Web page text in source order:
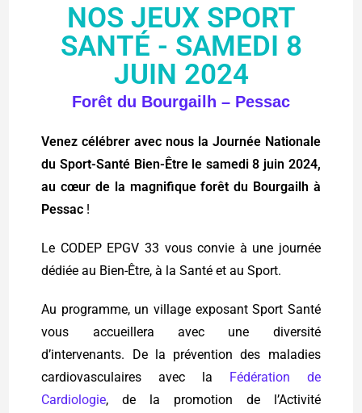
NOS JEUX SPORT
SANTÉ - SAMEDI 8
JUIN 2024
Forêt du Bourgailh – Pessac
Venez célébrer avec nous la Journée Nationale
du Sport-Santé Bien-Être le samedi 8 juin 2024,
au cœur de la magnifique forêt du Bourgailh à
Pessac !
Le CODEP EPGV 33 vous convie à une journée
dédiée au Bien-Être, à la Santé et au Sport.
Au programme, un village exposant Sport Santé
vous accueillera avec une diversité
d’intervenants. De la prévention des maladies
cardiovasculaires avec la Fédération de
Cardiologie, de la promotion de l’Activité